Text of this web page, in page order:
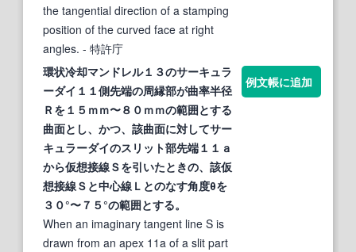
the tangential direction of a stamping
position of the curved face at right
angles. - 特許庁
環状冷却マンドレル１３のサーキュラ
ーダイ１１側先端の周縁部が曲率半径
Ｒを１５ｍｍ〜８０ｍｍの範囲とする
曲面とし、かつ、該曲面に対してサー
キュラーダイのスリット部先端１１ａ
から仮想接線Ｓを引いたときの、該仮
想接線Ｓと中心線Ｌとのなす角度θを
３０°〜７５°の範囲とする。
When an imaginary tangent line S is
drawn from an apex 11a of a slit part
例文帳に追加